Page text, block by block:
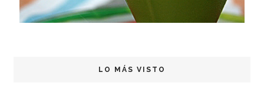
LO MÁS VISTO